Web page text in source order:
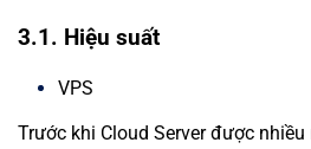
3.1. Hiệu suất
VPS
Trước khi Cloud Server được